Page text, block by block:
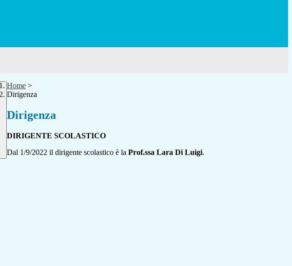
Home >
Dirigenza
Dirigenza
DIRIGENTE SCOLASTICO
Dal 1/9/2022 il dirigente scolastico è la Prof.ssa Lara Di Luigi.